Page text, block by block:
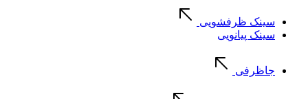
سینک ظرفشویی
سینک پیانویی
جاظرفی